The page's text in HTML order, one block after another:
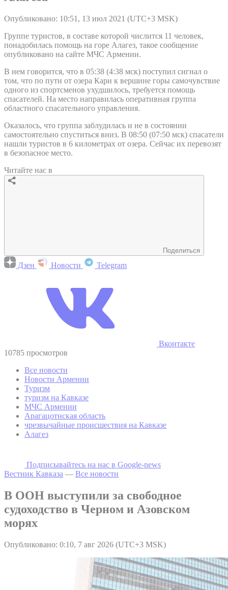
Опубликовано: 10:51, 13 июл 2021 (UTC+3 MSK)
Группе туристов, в составе которой числится 11 человек,
понадобилась помощь на горе Алагез, такое сообщение
опубликовано на сайте МЧС Армении.
В нем говорится, что в 05:38 (4:38 мск) поступил сигнал о
том, что по пути от озера Кари к вершине горы самочувствие
одного из спортсменов ухудшилось, требуется помощь
спасателей. На место направилась оперативная группа
областного спасательного управления.
Оказалось, что группа заблудилась и не в состоянии
самостоятельно спуститься вниз. В 08:50 (07:50 мск) спасатели
нашли туристов в 6 километрах от озера. Сейчас их перевозят
в безопасное место.
Читайте нас в
Поделиться
Дзен Новости Telegram
Вконтакте
10785 просмотров
Все новости
Новости Армении
Туризм
туризм на Кавказе
МЧС Армении
Арагацотнская область
чрезвычайные происшествия на Кавказе
Алагез
Подписывайтесь на наc в Google-news
Вестник Кавказа — Все новости
В ООН выступили за свободное
судоходство в Черном и Азовском
морях
Опубликовано: 0:10, 7 авг 2026 (UTC+3 MSK)